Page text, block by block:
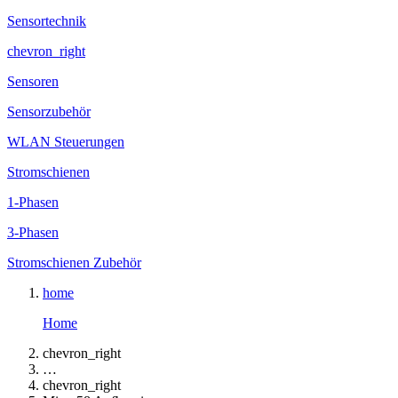
Sensortechnik
chevron_right
Sensoren
Sensorzubehör
WLAN Steuerungen
Stromschienen
1-Phasen
3-Phasen
Stromschienen Zubehör
home
Home
chevron_right
…
chevron_right